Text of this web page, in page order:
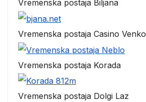
Vremenska postaja Biljana
Vremenska postaja Casino Venko
Vremenska postaja Korada
Vremenska postaja Dolgi Laz